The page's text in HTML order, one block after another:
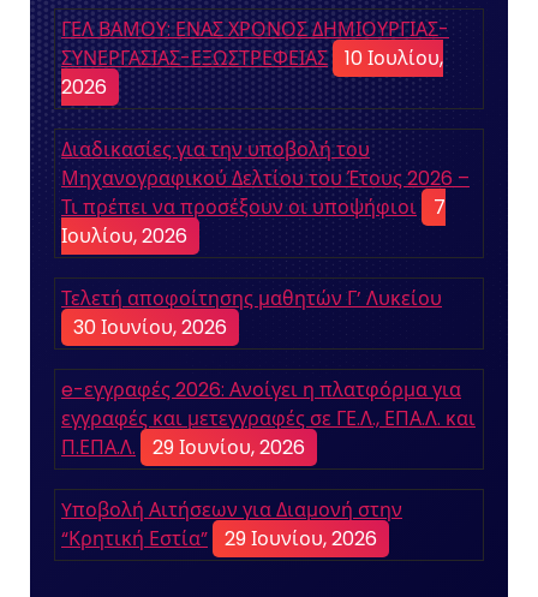
ΓΕΛ ΒΑΜΟΥ: ΕΝΑΣ ΧΡΟΝΟΣ ΔΗΜΙΟΥΡΓΙΑΣ-
ΣΥΝΕΡΓΑΣΙΑΣ-ΕΞΩΣΤΡΕΦΕΙΑΣ
10 Ιουλίου,
2026
Διαδικασίες για την υποβολή του
Μηχανογραφικού Δελτίου του Έτους 2026 –
Τι πρέπει να προσέξουν οι υποψήφιοι
7
Ιουλίου, 2026
Τελετή αποφοίτησης μαθητών Γ’ Λυκείου
30 Ιουνίου, 2026
e-εγγραφές 2026: Ανοίγει η πλατφόρμα για
εγγραφές και μετεγγραφές σε ΓΕ.Λ., ΕΠΑ.Λ. και
Π.ΕΠΑ.Λ.
29 Ιουνίου, 2026
Yποβολή Αιτήσεων για Διαμονή στην
“Κρητική Εστία”
29 Ιουνίου, 2026